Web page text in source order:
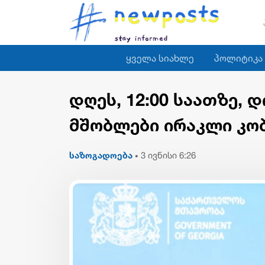
ყველა სიახლე პოლიტიკა
დღეს, 12:00 საათზე,
მშობლები ირაკლი
საზოგადოება • 3 ივნისი 6:26